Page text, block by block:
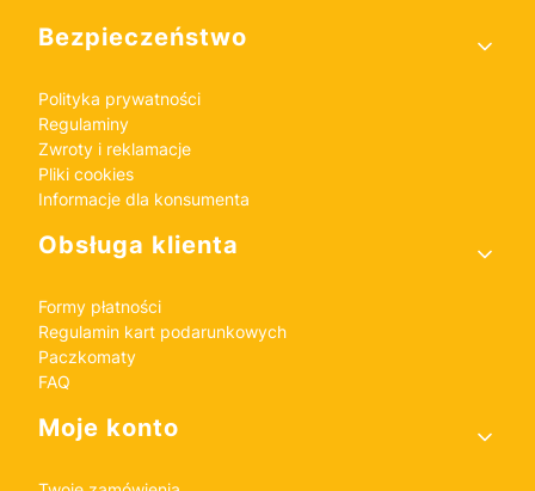
Bezpieczeństwo
Polityka prywatności
Regulaminy
Zwroty i reklamacje
Pliki cookies
Informacje dla konsumenta
Obsługa klienta
Formy płatności
Regulamin kart podarunkowych
Paczkomaty
FAQ
Moje konto